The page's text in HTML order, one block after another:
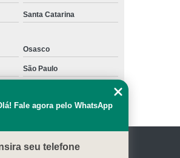
Santa Catarina
Osasco
São Paulo
do Código Penal –Lei 9610/98 - Lei de
Fale agora pelo WhatsApp
seu telefone